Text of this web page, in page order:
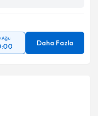
Ağu
Daha Fazla